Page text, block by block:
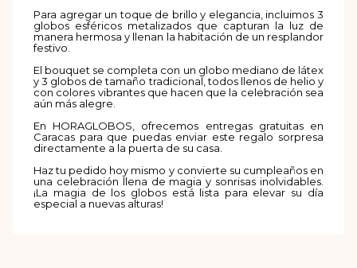
Para agregar un toque de brillo y elegancia, incluimos 3
globos esféricos metalizados que capturan la luz de
manera hermosa y llenan la habitación de un resplandor
festivo.
El bouquet se completa con un globo mediano de látex
y 3 globos de tamaño tradicional, todos llenos de helio y
con colores vibrantes que hacen que la celebración sea
aún más alegre.
En HORAGLOBOS, ofrecemos entregas gratuitas en
Caracas para que puedas enviar este regalo sorpresa
directamente a la puerta de su casa.
Haz tu pedido hoy mismo y convierte su cumpleaños en
una celebración llena de magia y sonrisas inolvidables.
¡La magia de los globos está lista para elevar su día
especial a nuevas alturas!